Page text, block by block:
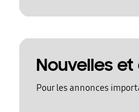
Nouvelles
Pour les annonces